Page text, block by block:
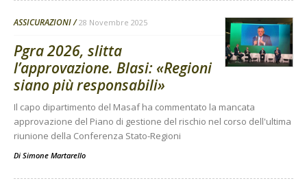
ASSICURAZIONI 28 Novembre 2025
Pgra 2026, slitta
l’approvazione. Blasi: «Regioni
siano più responsabili»
Il capo dipartimento del Masaf ha commentato la mancata
approvazione del Piano di gestione del rischio nel corso dell'ultima
riunione della Conferenza Stato-Regioni
Di Simone Martarello